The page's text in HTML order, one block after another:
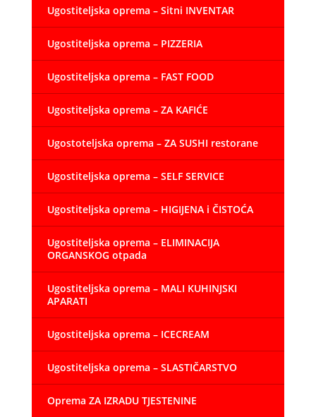
Ugostiteljska oprema – Sitni INVENTAR
Ugostiteljska oprema – PIZZERIA
Ugostiteljska oprema – FAST FOOD
Ugostiteljska oprema – ZA KAFIĆE
Ugostoteljska oprema – ZA SUSHI restorane
Ugostiteljska oprema – SELF SERVICE
Ugostiteljska oprema – HIGIJENA i ČISTOĆA
Ugostiteljska oprema – ELIMINACIJA
ORGANSKOG otpada
Ugostiteljska oprema – MALI KUHINJSKI
APARATI
Ugostiteljska oprema – ICECREAM
Ugostiteljska oprema – SLASTIČARSTVO
Oprema ZA IZRADU TJESTENINE